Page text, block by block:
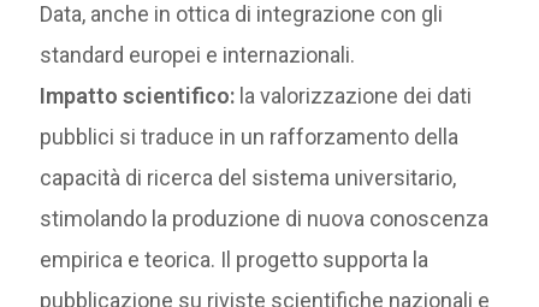
Data, anche in ottica di integrazione con gli
standard europei e internazionali.
Impatto scientifico: la valorizzazione dei dati
pubblici si traduce in un rafforzamento della
capacità di ricerca del sistema universitario,
stimolando la produzione di nuova conoscenza
empirica e teorica. Il progetto supporta la
pubblicazione su riviste scientifiche nazionali e